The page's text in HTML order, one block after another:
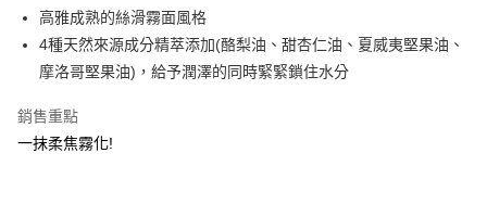
街口支付
悠遊付
運送方式
全家取貨付款
高雅成熟的絲滑霧面風格
4種天然來源成分精萃添加(酪梨油、甜杏仁油、夏威夷堅果油、
摩洛哥堅果油)，給予潤澤的同時緊緊鎖住水分
銷售重點
一抹柔焦霧化!